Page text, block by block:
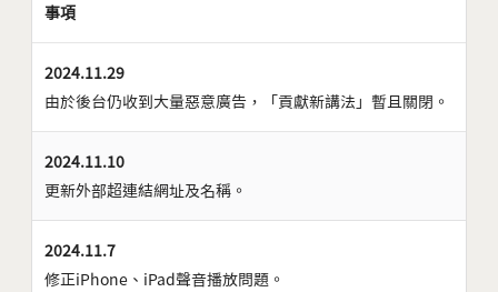
事項
2024.11.29
由於後台仍收到大量惡意廣告，「貢獻新講法」暫且關閉。
2024.11.10
更新外部超連結網址及名稱。
2024.11.7
修正iPhone、iPad聲音播放問題。